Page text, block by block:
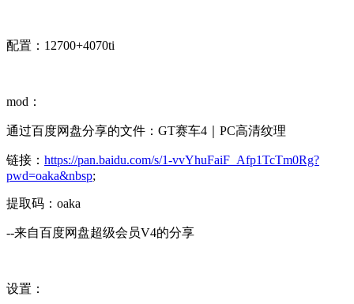
配置：12700+4070ti
mod：
通过百度网盘分享的文件：GT赛车4｜PC高清纹理
链接： https://pan.baidu.com/s/1-vvYhuFaiF_Afp1TcTm0Rg?
pwd=oaka&nbsp;
提取码：oaka
--来自百度网盘超级会员V4的分享
设置：